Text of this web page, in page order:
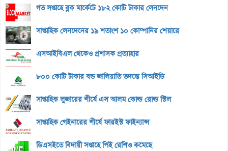
গত সপ্তাহে ব্লক মার্কেটে ১৮২ কোটি টাকার লেনদেন
সাপ্তাহিক লেনদেনের ১৯ শতাংশ ১০ কোম্পানির শেয়ারে
এসআইবিএল থেকেও প্রশাসক প্রত্যাহার
৮০০ কোটি টাকার বন্ড জালিয়াতি তদন্তে সিআইডি
সাপ্তাহিক লুজারের শীর্ষে এস আলম কোল্ড রোল্ড স্টিল
সাপ্তাহিক গেইনারের শীর্ষে ফারইস্ট ফাইন্যান্স
ডিএসইতে বিদায়ী সপ্তাহে পিই রেশিও কমেছে